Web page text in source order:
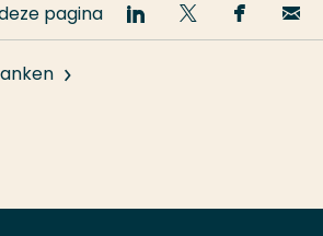
pagina
Deel
op
Deel
op
Deel
op